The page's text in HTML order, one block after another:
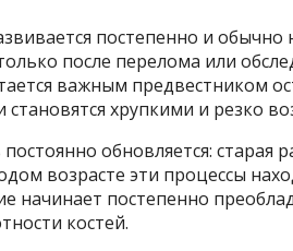
постепенно и
после перелома или
важным предвестником
становятся хрупкими и резко
обновляется: старая
возрасте эти процессы
начинает постепенно
костей.